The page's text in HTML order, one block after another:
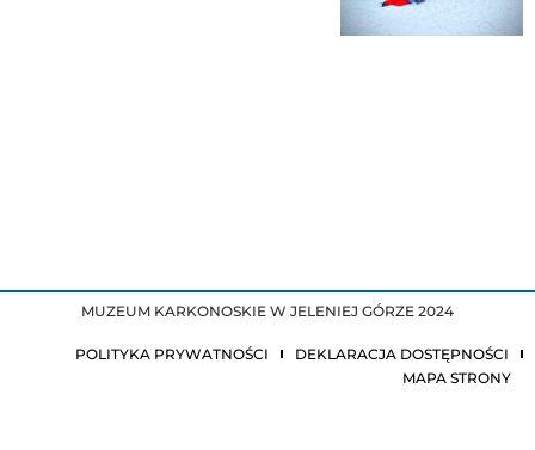
MUZEUM KARKONOSKIE W JELENIEJ GÓRZE 2024
POLITYKA PRYWATNOŚCI
DEKLARACJA DOSTĘPNOŚCI
MAPA STRONY